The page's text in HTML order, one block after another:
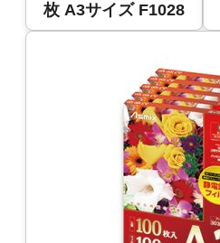
枚 A3サイズ F1028